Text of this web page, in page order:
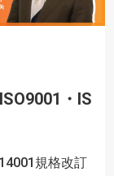
・IS
規格改訂